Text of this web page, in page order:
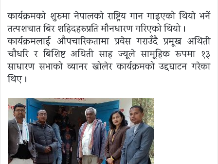
कार्यक्रमको शुरुमा नेपालको राष्ट्रिय गान गाइएको थियाे भनें
तत्पशचात बिर शहिदहरुप्रति मौनधारण गरिएको थियो ।
कार्यक्रमलाई औपचारिकतामा प्रवेस गराउँदै प्रमूख अथिती
चाैधरि र बिशिष्ट अथिती साह ज्यूले सामूहिक रूपमा १३
साधारण सभाको व्यानर खोलेर कार्यक्रमको उद्दघाटन गरेका
थिए ।